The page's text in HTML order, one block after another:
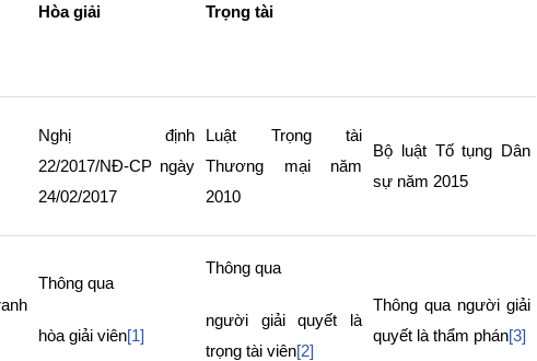
Hòa giải Trọng tài
Nghị định
22/2017/NĐ-CP ngày
24/02/2017
Luật Trọng tài
Thương mại năm
2010
Bộ luật Tố tụng Dân
sự năm 2015
Thông qua
hòa giải viên[1]
Thông qua
người giải quyết là
trọng tài viên[2]
Thông qua người giải
quyết là thẩm phán[3]